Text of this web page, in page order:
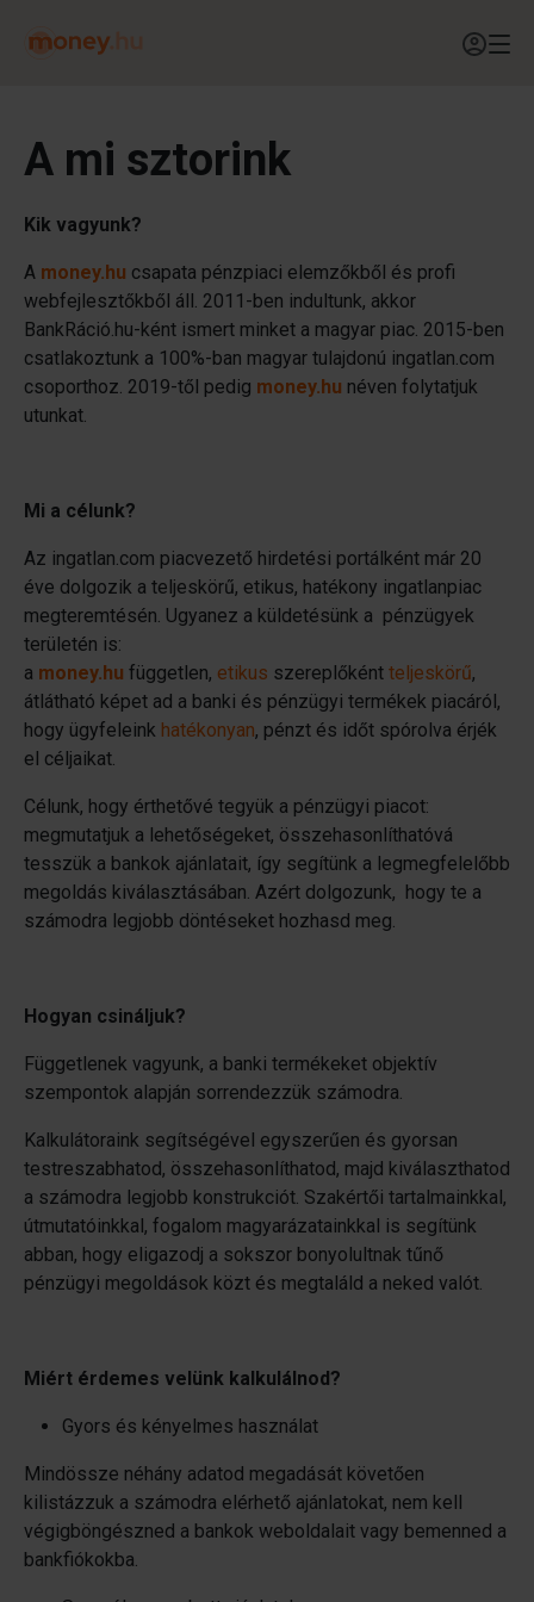
A mi sztorink
Kik vagyunk?
A money.hu csapata pénzpiaci elemzőkből és profi
webfejlesztőkből áll. 2011-ben indultunk, akkor
BankRáció.hu-ként ismert minket a magyar piac. 2015-ben
csatlakoztunk a 100%-ban magyar tulajdonú ingatlan.com
csoporthoz. 2019-től pedig money.hu néven folytatjuk
utunkat.
Mi a célunk?
Az ingatlan.com piacvezető hirdetési portálként már 20
éve dolgozik a teljeskörű, etikus, hatékony ingatlanpiac
megteremtésén. Ugyanez a küldetésünk a pénzügyek
területén is:
a money.hu független, etikus szereplőként teljeskörű,
átlátható képet ad a banki és pénzügyi termékek piacáról,
hogy ügyfeleink hatékonyan, pénzt és időt spórolva érjék
el céljaikat.
Célunk, hogy érthetővé tegyük a pénzügyi piacot:
megmutatjuk a lehetőségeket, összehasonlíthatóvá
tesszük a bankok ajánlatait, így segítünk a legmegfelelőbb
megoldás kiválasztásában. Azért dolgozunk, hogy te a
számodra legjobb döntéseket hozhasd meg.
Hogyan csináljuk?
Függetlenek vagyunk, a banki termékeket objektív
szempontok alapján sorrendezzük számodra.
Kalkulátoraink segítségével egyszerűen és gyorsan
testreszabhatod, összehasonlíthatod, majd kiválaszthatod
a számodra legjobb konstrukciót. Szakértői tartalmainkkal,
útmutatóinkkal, fogalom magyarázatainkkal is segítünk
abban, hogy eligazodj a sokszor bonyolultnak tűnő
pénzügyi megoldások közt és megtaláld a neked valót.
Miért érdemes velünk kalkulálnod?
Gyors és kényelmes használat
Mindössze néhány adatod megadását követően
kilistázzuk a számodra elérhető ajánlatokat, nem kell
végigböngészned a bankok weboldalait vagy bemenned a
bankfiókokba.